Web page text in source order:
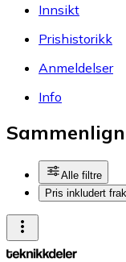
Innsikt
Prishistorikk
Anmeldelser
Info
Alle filtre
Pris inkludert